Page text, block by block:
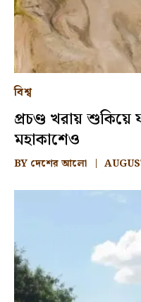
বিশ্ব
প্রচণ্ড খরায় শুকিয়ে
মহাকাশেও
BY দেশের আলো